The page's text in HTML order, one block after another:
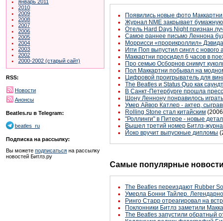
январь 2011
2010
2009
2008
2007
2006
2005
2004
2003
2002
2000-2002 (старый сайт)
RSS:
Новости
Анонсы
Beatles.ru в Telegram:
beatles_ru
Подписка на рассылку:
Вы можете подписаться на рассылку
новостей Битлз.ру
Появились новые фото
Журнал NME закрывает
Отель Hard Days Night признан
Самое раннее письмо Леннона
Моррисси «прорикроллил»
Игги Поп выпустил сингл с
Маккартни просидел 6 часов в
Про семью Осборнов снимут
Пол Маккартни побывал на
Цифровой проигрыватель для
The Beatles и Status Quo как
В Санкт-Петербурге прошла
Шону Леннону понравилось
Умер Айвор Катлер - актер,
Rolling Stone стал китайским
"Роллинги" в Питере - новые
Вышел третий номер Битлз-
Йоко вручит выпускные дипломы
Самые популярные
The Beatles переиздают Rubber
Умерла Бонни Тайлер.
Ринго Старр отреагировал на
Поклонники Битлз заметили
The Beatles запустили обратный